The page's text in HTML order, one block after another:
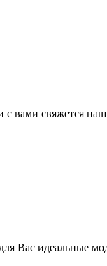
вами свяжется
Вас идеальные